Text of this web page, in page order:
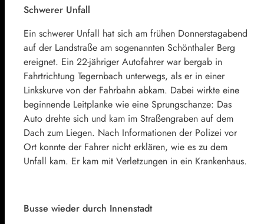
Schwerer Unfall
Ein schwerer Unfall hat sich am frühen Donnerstagabend
auf der Landstraße am sogenannten Schönthaler Berg
ereignet. Ein 22-jähriger Autofahrer war bergab in
Fahrtrichtung Tegernbach unterwegs, als er in einer
Linkskurve von der Fahrbahn abkam. Dabei wirkte eine
beginnende Leitplanke wie eine Sprungschanze: Das
Auto drehte sich und kam im Straßengraben auf dem
Dach zum Liegen. Nach Informationen der Polizei vor
Ort konnte der Fahrer nicht erklären, wie es zu dem
Unfall kam. Er kam mit Verletzungen in ein Krankenhaus.
Busse wieder durch Innenstadt